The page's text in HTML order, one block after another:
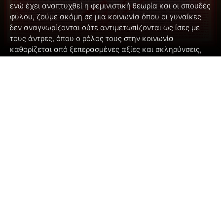
ενώ έχει αναπτυχθεί η φεμινιστική θεωρία και οι σπουδές
φύλου, ζούμε ακόμη σε μια κοινωνία όπου οι γυναίκες
δεν αναγνωρίζονται ούτε αντιμετωπίζονται ως ίσες με
τους άντρες, όπου ο ρόλος τους στην κοινωνία
καθορίζεται από ξεπερασμένες αξίες και σκληρύνσεις,